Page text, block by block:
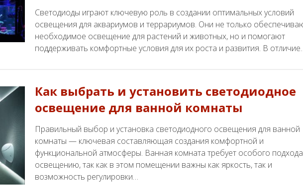
Светодиоды играют ключевую роль в создании оптимальных условий
освещения для аквариумов и террариумов. Они не только
необходимое освещение для растений и животных, но и помогают
поддерживать комфортные условия для их роста и развития. В
Как выбрать и установить светодиодное
освещение для ванной комнаты
Правильный выбор и установка светодиодного освещения для ванной
комнаты — ключевая составляющая создания комфортной и
функциональной атмосферы. Ванная комната требует особого
освещению, так как в этом помещении важны как яркость, так и
возможность регулировки…